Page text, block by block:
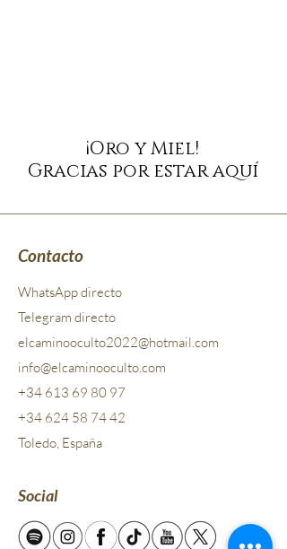
¡Oro y Miel!
Gracias por estar aquí
¡Oro y Miel!
Gracias por estar aquí
Contacto
WhatsApp directo
Telegram directo
elcaminooculto2022@hotmail.com
info@elcaminooculto.com
+34 613 69 80 97
+34 624 58 74 42
Toledo, España
Social